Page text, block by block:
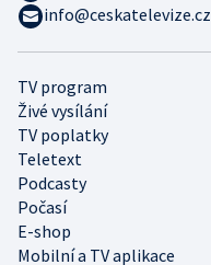
TV program
Živé vysílání
TV poplatky
Teletext
Podcasty
Počasí
E-shop
Mobilní a TV aplikace
info@ceskatelevize.cz